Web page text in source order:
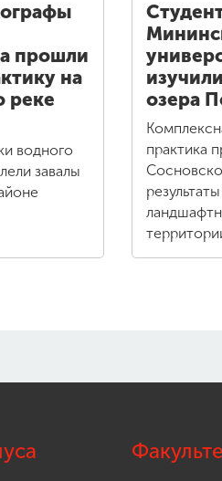
прошли
на
реке
водного
завалы
озера
практика